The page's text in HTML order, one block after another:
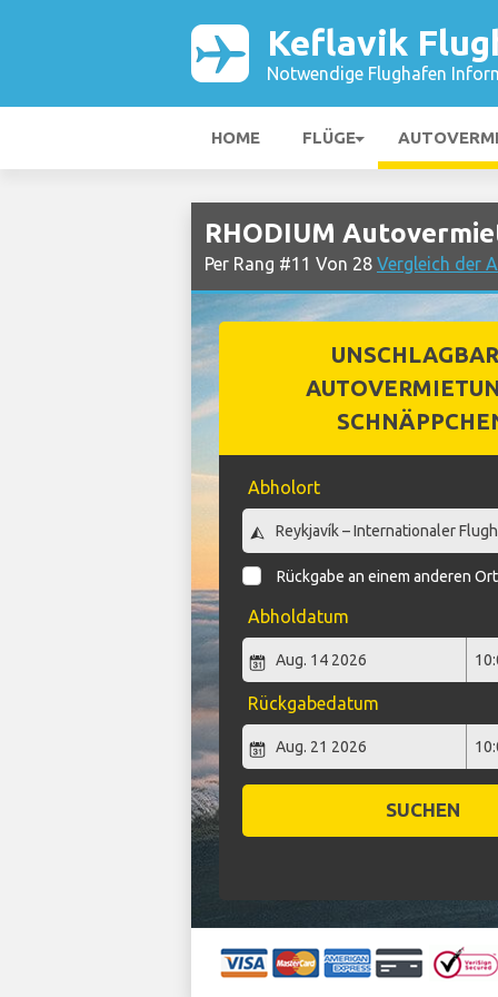
Keflavik
Notwendige Flughafen
HOME FLÜGE
RHODIUM
Per Rang #11 Von 28 Vergleich der
Abholort
Rückgabe an einem anderen Ort
Abholdatum
Rückgabedatum
SUCHEN